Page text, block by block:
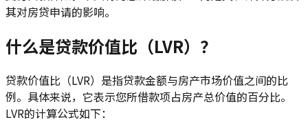
其对房贷申请的影响。
什么是贷款价值比（LVR）？
贷款价值比（LVR）是指贷款金额与房产市场价值之间的比
例。具体来说，它表示您所借款项占房产总价值的百分比。
LVR的计算公式如下：